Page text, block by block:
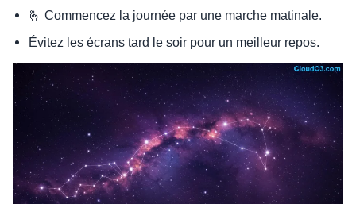
🫰 Commencez la journée par une marche matinale.
Évitez les écrans tard le soir pour un meilleur repos.